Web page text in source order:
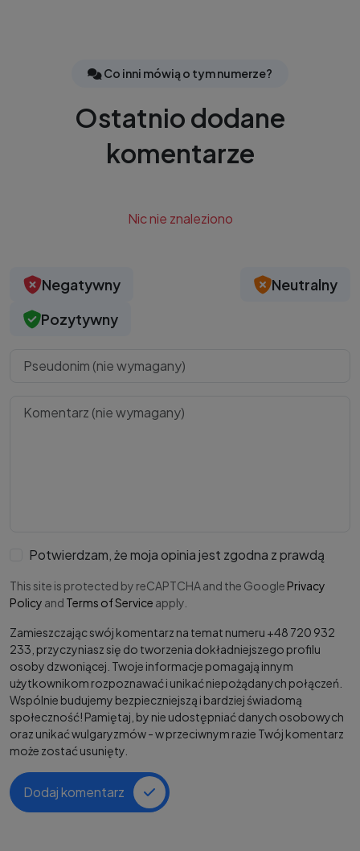
Co inni mówią o tym numerze?
Ostatnio dodane
komentarze
Nic nie znaleziono
Negatywny
Neutralny
Pozytywny
Potwierdzam, że moja opinia jest zgodna z prawdą
This site is protected by reCAPTCHA and the Google Privacy
Policy and Terms of Service apply.
Zamieszczając swój komentarz na temat numeru +48 720 932
233, przyczyniasz się do tworzenia dokładniejszego profilu
osoby dzwoniącej. Twoje informacje pomagają innym
użytkownikom rozpoznawać i unikać niepożądanych połączeń.
Wspólnie budujemy bezpieczniejszą i bardziej świadomą
społeczność! Pamiętaj, by nie udostępniać danych osobowych
oraz unikać wulgaryzmów - w przeciwnym razie Twój komentarz
może zostać usunięty.
Dodaj komentarz